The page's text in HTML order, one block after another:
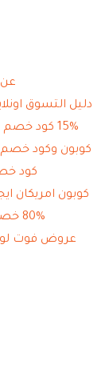
عن
دليل التسوق
15% كود خصم فارفيتش - farfetch كود خصم في البحرين
كوبون وكود خصم
كود
كوبون امريكان
80% خصم نون مع كود خصم نون في البحرين
عروض فوت